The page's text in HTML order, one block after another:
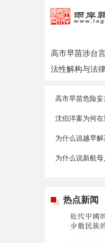
高市早苗涉台
法性解构与法
高市早苗危险
沈伯洋案为何在
为什么说越早
为什么说新航
热点新闻